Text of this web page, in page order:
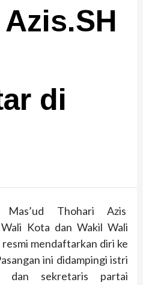
di
Mas’ud Thohari Azis
Kota dan Wakil Wali
mendaftarkan diri ke
ini didampingi istri
dan sekretaris partai